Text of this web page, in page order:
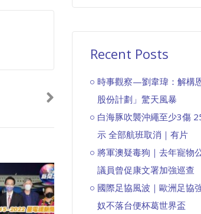
Recent Posts
時事觀察—劉韋瑋：解構
股份計劃」驚天風暴
白海豚吹襲沖繩至少3傷
示 全部航班取消｜有片
將軍澳疑毒狗｜去年寵物
議員曾促康文署加強巡查
國際足協風波｜歐洲足協
奴不落台便杯葛世界盃